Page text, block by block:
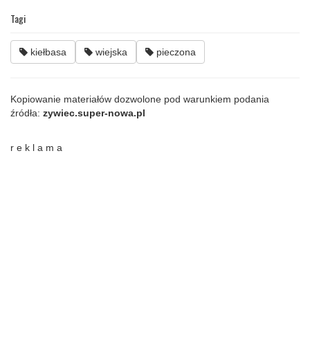
Tagi
kiełbasa wiejska pieczona
Kopiowanie materiałów dozwolone pod warunkiem podania
źródła: zywiec.super-nowa.pl
r e k l a m a